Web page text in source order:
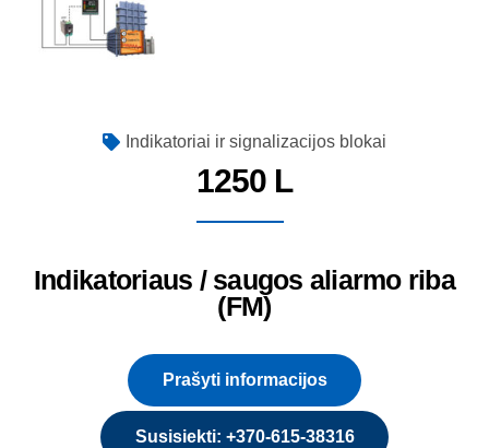
Indikatoriai ir signalizacijos blokai
1250 L
Indikatoriaus / saugos aliarmo riba
(FM)
Prašyti informacijos
Susisiekti: +370-615-38316